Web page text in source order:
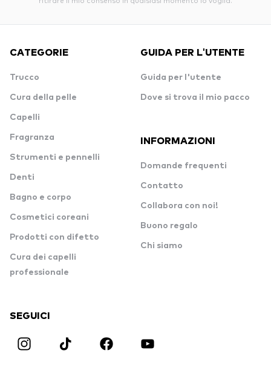
CATEGORIE
Trucco
Cura della pelle
Capelli
Fragranza
Strumenti e pennelli
Denti
Bagno e corpo
Cosmetici coreani
Prodotti con difetto
Cura dei capelli
professionale
GUIDA PER L'UTENTE
Guida per l'utente
Dove si trova il mio pacco
INFORMAZIONI
Domande frequenti
Contatto
Collabora con noi!
Buono regalo
Chi siamo
SEGUICI